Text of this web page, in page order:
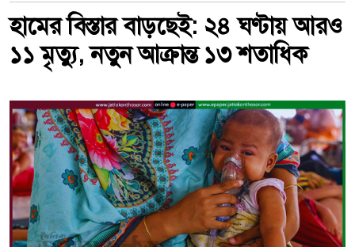
হামের বিস্তার বাড়ছেই: ২৪ ঘণ্টায় আরও
১১ মৃত্যু, নতুন আক্রান্ত ১৩ শতাধিক